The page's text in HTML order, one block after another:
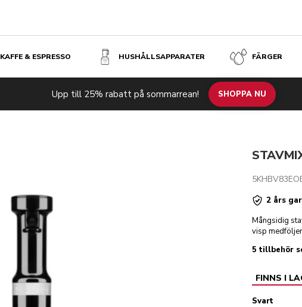
KAFFE & ESPRESSO HUSHÅLLSAPPARATER FÄRGER
Upp till 25% rabatt på sommarrean! SHOPPA NU
Tekniska specifikationer Recensioner
2 års
Mångsidig
visp
5 tillbehör
FINNS I
Svart